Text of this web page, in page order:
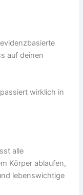
auf deinen
wirklich in
alle
Körper ablaufen,
lebenswichtige